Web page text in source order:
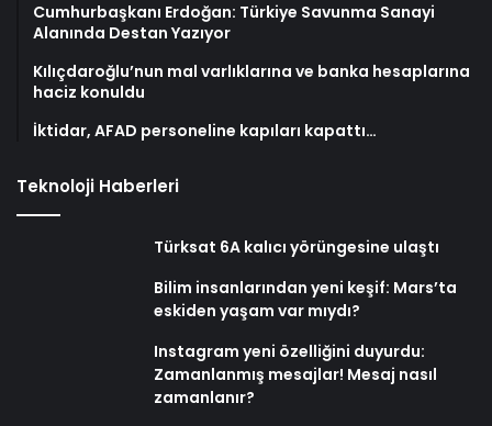
Cumhurbaşkanı Erdoğan: Türkiye Savunma Sanayi
Alanında Destan Yazıyor
Kılıçdaroğlu’nun mal varlıklarına ve banka hesaplarına
haciz konuldu
İktidar, AFAD personeline kapıları kapattı…
Teknoloji Haberleri
Türksat 6A kalıcı yörüngesine ulaştı
Bilim insanlarından yeni keşif: Mars’ta
eskiden yaşam var mıydı?
Instagram yeni özelliğini duyurdu:
Zamanlanmış mesajlar! Mesaj nasıl
zamanlanır?